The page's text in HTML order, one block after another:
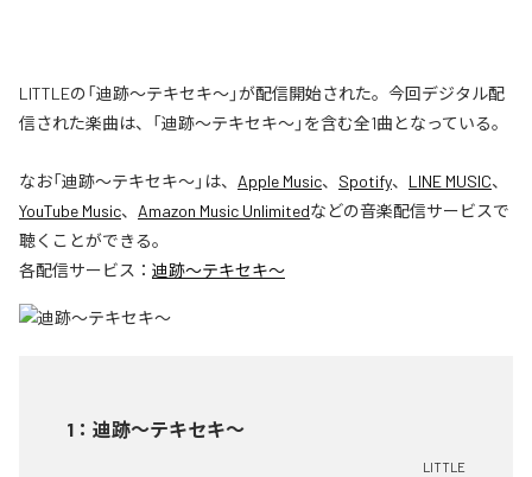
LITTLEの「迪跡〜テキセキ〜」が配信開始された。今回デジタル配
信された楽曲は、「迪跡〜テキセキ〜」を含む全1曲となっている。
なお「迪跡〜テキセキ〜」は、 Apple Music、 Spotify、 LINE MUSIC、
YouTube Music、 Amazon Music Unlimitedなどの音楽配信サービスで
聴くことができる。
各配信サービス： 迪跡〜テキセキ〜
1 ： 迪跡〜テキセキ〜
LITTLE